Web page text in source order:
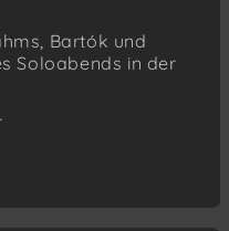
Bartók und
Soloabends in der